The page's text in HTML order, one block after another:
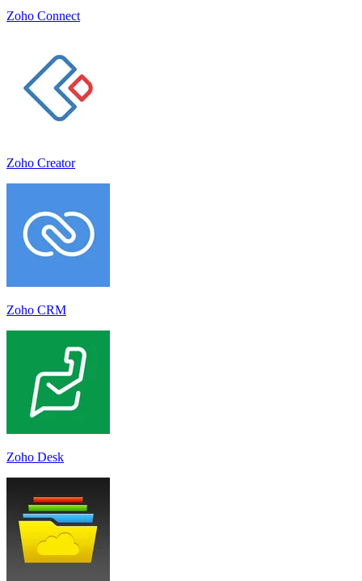
Zoho Connect
Zoho Creator
Zoho CRM
Zoho Desk